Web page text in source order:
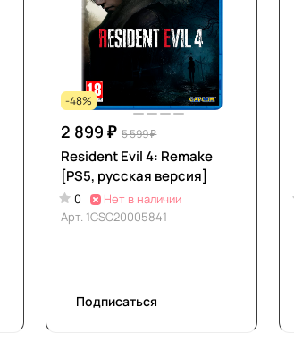
-48%
2 899 ₽ 5 599 ₽
Resident Evil 4: Remake
[PS5, русская версия]
0
Нет в наличии
Арт. 1CSC20005841
Подписаться